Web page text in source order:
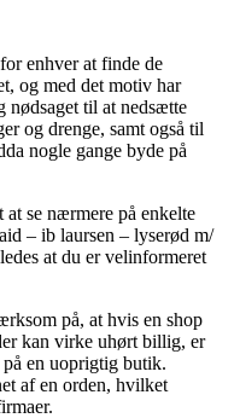
enhver at finde de
og med det motiv har
nødsaget til at nedsætte
og drenge, samt også til
nogle gange byde på
se nærmere på enkelte
– ib laursen – lyserød m/
at du er velinformeret
på, at hvis en shop
kan virke uhørt billig, er
en uoprigtig butik.
af en orden, hvilket